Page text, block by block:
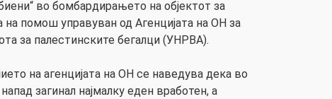
во бомбардирањето на објектот за
на помош управуван од Агенцијата на ОН за
за палестинските бегалци (УНРВА).
на агенцијата на ОН се наведува дека во
загинал најмалку еден вработен, а